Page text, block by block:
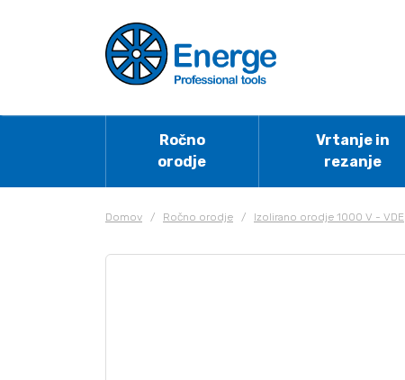
Ročno
orodje
Vrtanje in
rezanje
Domov / Ročno orodje / Izolirano orodje 1000 V - VDE